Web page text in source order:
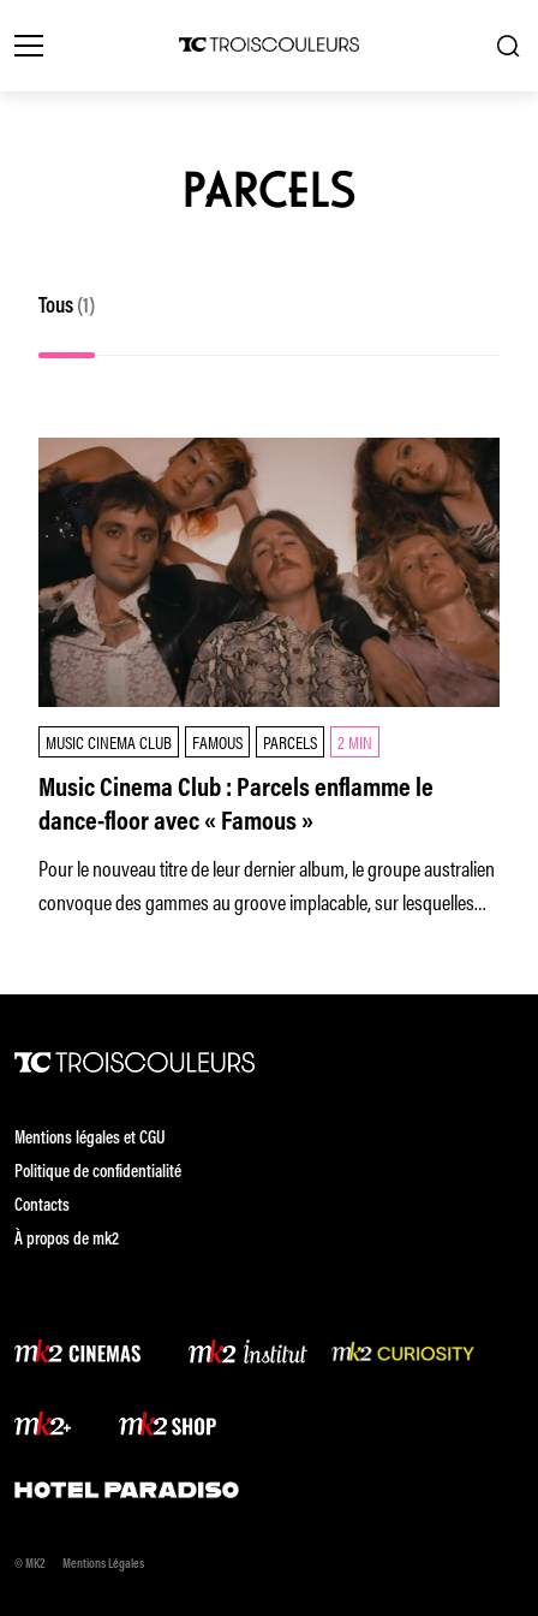
PARCELS
Tous (1)
MUSIC CINEMA CLUB FAMOUS PARCELS 2 MIN
Music Cinema Club : Parcels enflamme le
dance-floor avec « Famous »
Pour le nouveau titre de leur dernier album, le groupe australien
convoque des gammes au groove implacable, sur lesquelles
Mentions légales et CGU
Politique de confidentialité
Contacts
À propos de mk2
© MK2 Mentions Légales